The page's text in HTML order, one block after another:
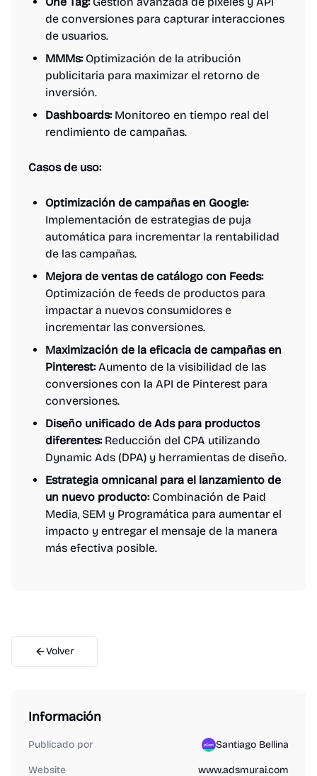
de conversiones para capturar interacciones
de usuarios.
MMMs:Optimización de la atribución
publicitaria para maximizar el retorno de
inversión.
Dashboards:Monitoreo en tiempo real del
rendimiento de campañas.
Casos de uso:
Optimización de campañas en Google:
Implementación de estrategias de puja
automática para incrementar la rentabilidad
de las campañas.
Mejora de ventas de catálogo con Feeds:
Optimización de feeds de productos para
impactar a nuevos consumidores e
incrementar las conversiones.
Maximización de la eficacia de campañas en
Pinterest:Aumento de la visibilidad de las
conversiones con la API de Pinterest para
conversiones.
Diseño unificado de Ads para productos
diferentes:Reducción del CPA utilizando
Dynamic Ads (DPA) y herramientas de diseño.
Estrategia omnicanal para el lanzamiento de
un nuevo producto:Combinación de Paid
Media, SEM y Programática para aumentar el
impacto y entregar el mensaje de la manera
más efectiva posible.
Volver
Información
Publicado por Santiago Bellina
Website www.adsmurai.com